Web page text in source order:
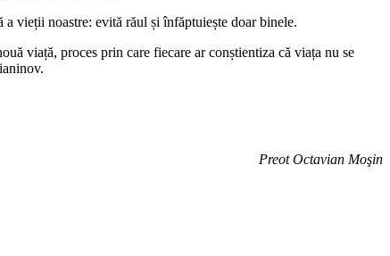
a vieții noastre: evită răul și înfăptuiește doar binele.
viață, proces prin care fiecare ar conștientiza că viața nu se
Preot Octavian Moşin